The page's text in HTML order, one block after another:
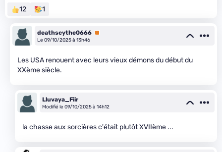
12 1
deathscythe0666 Premium
Le 09/10/2025 à 13h46
Les USA renouent avec leurs vieux démons du début du
XXème siècle.
Lluvaya_Fiir
Modifié le 09/10/2025 à 14h12
la chasse aux sorcières c'était plutôt XVIIème ...